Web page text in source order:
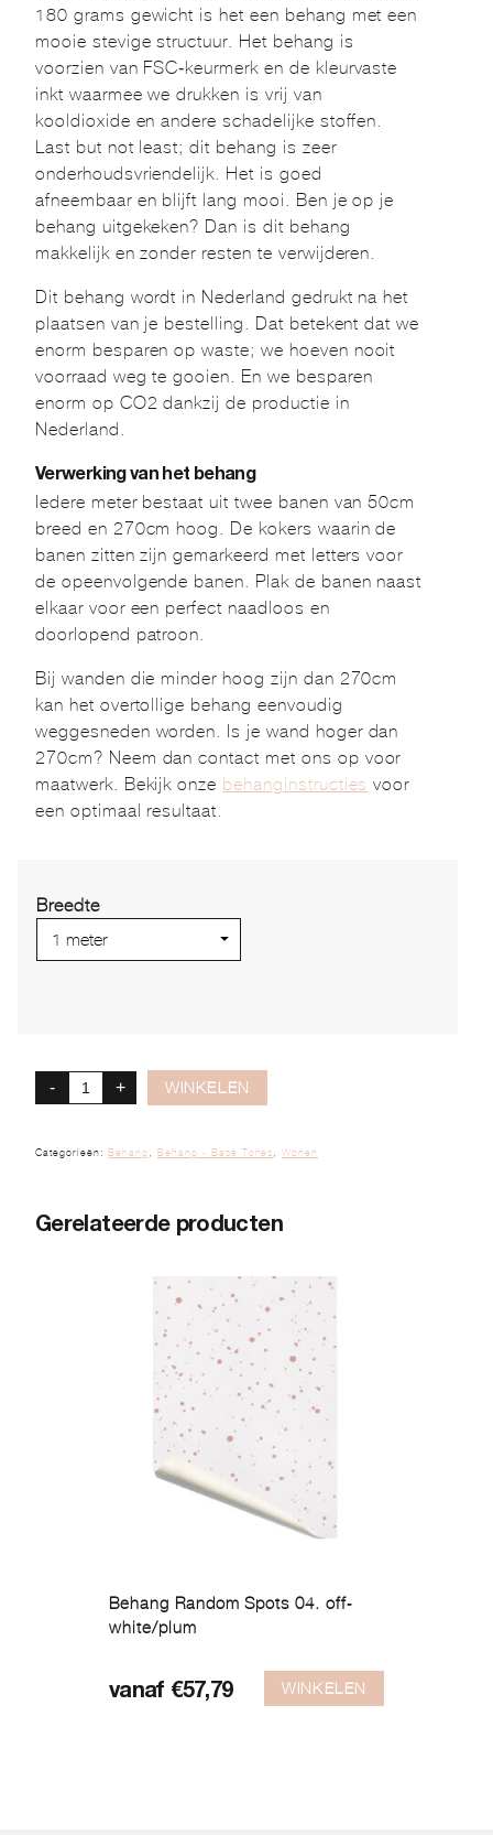
180 grams gewicht is het een behang met een
mooie stevige structuur. Het behang is
voorzien van FSC-keurmerk en de kleurvaste
inkt waarmee we drukken is vrij van
kooldioxide en andere schadelijke stoffen.
Last but not least; dit behang is zeer
onderhoudsvriendelijk. Het is goed
afneembaar en blijft lang mooi. Ben je op je
behang uitgekeken? Dan is dit behang
makkelijk en zonder resten te verwijderen.
Dit behang wordt in Nederland gedrukt na het
plaatsen van je bestelling. Dat betekent dat we
enorm besparen op waste; we hoeven nooit
voorraad weg te gooien. En we besparen
enorm op CO2 dankzij de productie in
Nederland.
Verwerking van het behang
Iedere meter bestaat uit twee banen van 50cm
breed en 270cm hoog. De kokers waarin de
banen zitten zijn gemarkeerd met letters voor
de opeenvolgende banen. Plak de banen naast
elkaar voor een perfect naadloos en
doorlopend patroon.
Bij wanden die minder hoog zijn dan 270cm
kan het overtollige behang eenvoudig
weggesneden worden. Is je wand hoger dan
270cm? Neem dan contact met ons op voor
maatwerk. Bekijk onze behanginstructies voor
een optimaal resultaat.
Breedte
- + WINKELEN
Categorieën: Behang Behang - Base Tones ,Wonen
Gerelateerde producten
Behang Random Spots 04. off-
white/plum
vanaf€57,79 WINKELEN
product
heeft